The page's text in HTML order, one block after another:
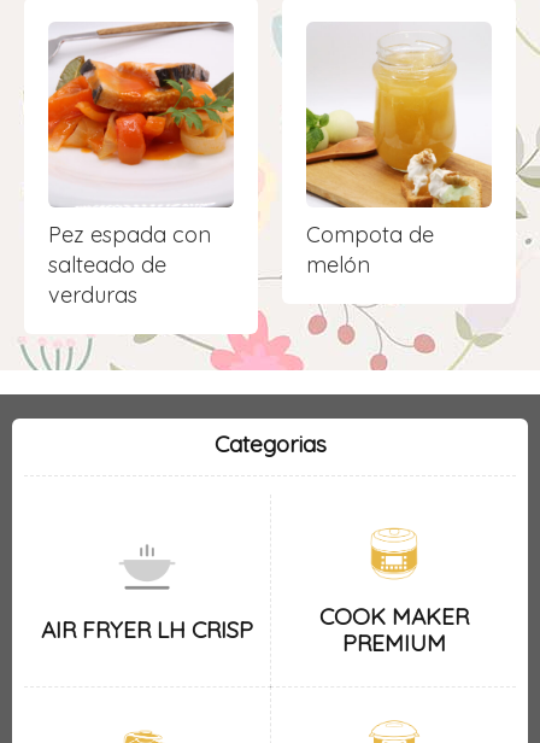
Pez espada con
salteado de
verduras
Compota de
melón
Categorias
AIR FRYER LH CRISP
COOK MAKER
PREMIUM